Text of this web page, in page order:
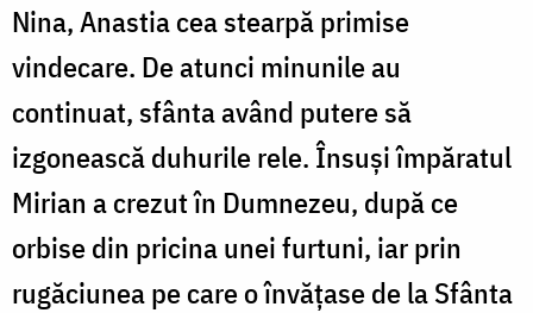
Nina, Anastia cea stearpă primise
vindecare. De atunci minunile au
continuat, sfânta având putere să
izgonească duhurile rele. Însuși împăratul
Mirian a crezut în Dumnezeu, după ce
orbise din pricina unei furtuni, iar prin
rugăciunea pe care o învățase de la Sfânta